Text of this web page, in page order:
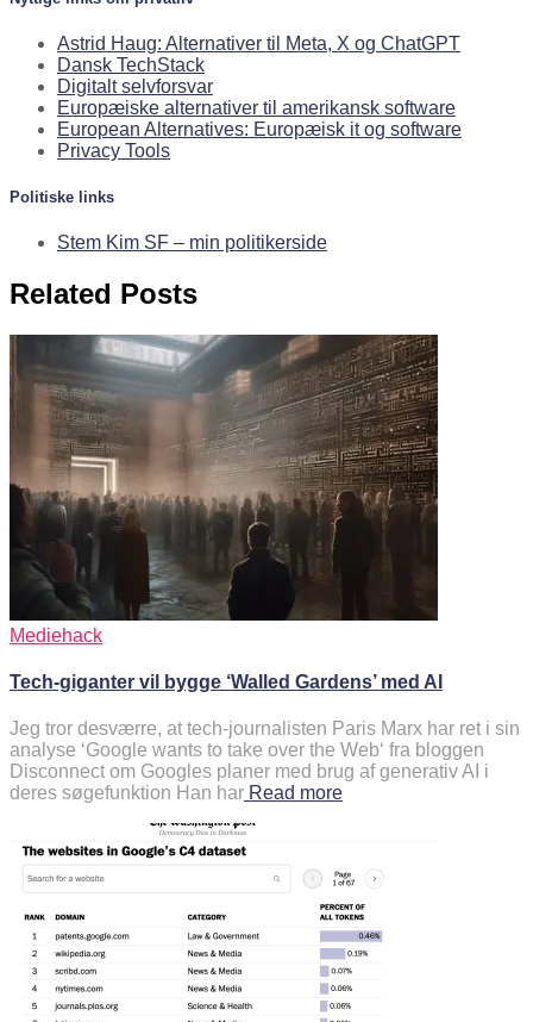
Astrid Haug: Alternativer til Meta, X og ChatGPT
Dansk TechStack
Digitalt selvforsvar
Europæiske alternativer til amerikansk software
European Alternatives: Europæisk it og software
Privacy Tools
Politiske links
Stem Kim SF – min politikerside
Related Posts
Mediehack
Tech-giganter vil bygge ‘Walled Gardens’ med AI
Jeg tror desværre, at tech-journalisten Paris Marx har ret i sin
analyse ‘Google wants to take over the Web‘ fra bloggen
Disconnect om Googles planer med brug af generativ AI i
deres søgefunktion Han har Read more